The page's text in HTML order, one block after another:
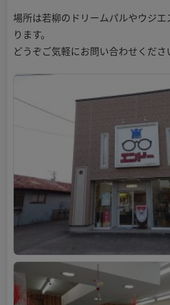
場所は若柳のドリームパルやウジ
ります。
どうぞご気軽にお問い合わせくださ